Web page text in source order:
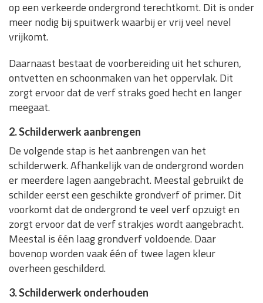
op een verkeerde ondergrond terechtkomt. Dit is onder
meer nodig bij spuitwerk waarbij er vrij veel nevel
vrijkomt.
Daarnaast bestaat de voorbereiding uit het schuren,
ontvetten en schoonmaken van het oppervlak. Dit
zorgt ervoor dat de verf straks goed hecht en langer
meegaat.
2. Schilderwerk aanbrengen
De volgende stap is het aanbrengen van het
schilderwerk. Afhankelijk van de ondergrond worden
er meerdere lagen aangebracht. Meestal gebruikt de
schilder eerst een geschikte grondverf of primer. Dit
voorkomt dat de ondergrond te veel verf opzuigt en
zorgt ervoor dat de verf strakjes wordt aangebracht.
Meestal is één laag grondverf voldoende. Daar
bovenop worden vaak één of twee lagen kleur
overheen geschilderd.
3. Schilderwerk onderhouden